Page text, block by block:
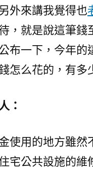
外來講我覺得也
，就是說這筆錢
布一下，今年的
怎么花的，有多
：
使用的地方雖然
宅公共設施的維